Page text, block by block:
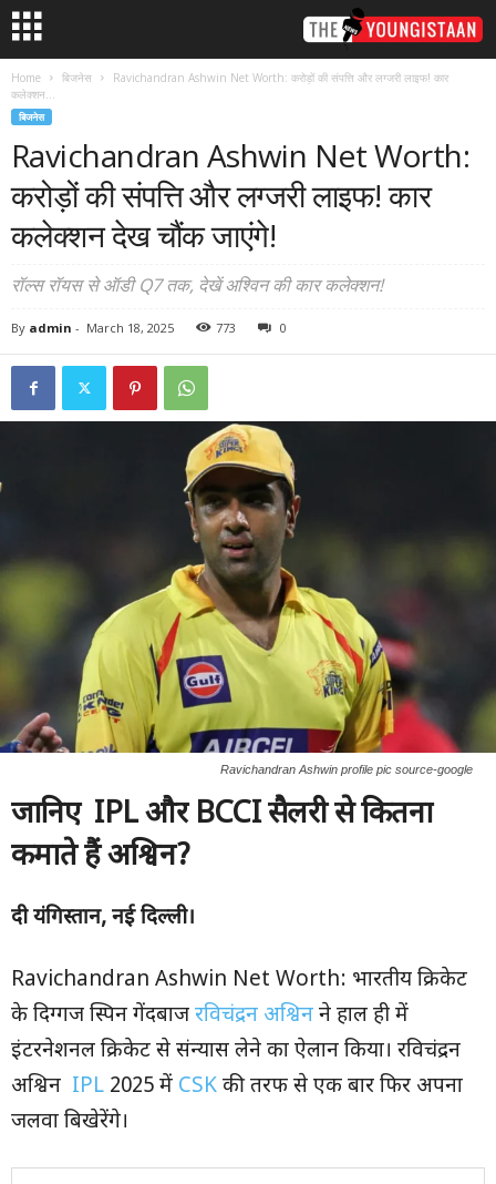
Home बिजनेस
Ravichandran Ashwin Net Worth: करोड़ों की संपत्ति और लग्जरी लाइफ! कार
कलेक्शन...
बिजनेस
Ravichandran Ashwin Net Worth:
करोड़ों की संपत्ति और लग्जरी लाइफ! कार
कलेक्शन देख चौंक जाएंगे!
रॉल्स रॉयस से ऑडी Q7 तक, देखें अश्विन की कार कलेक्शन!
By admin - March 18, 2025 773 0
Ravichandran Ashwin profile pic source-google
जानिएIPLऔर BCCIसैलरी से कितना
कमाते हैं अश्विन?
दी यंगिस्तान, नई दिल्ली।
Ravichandran Ashwin Net Worth: भारतीय क्रिकेट
के दिग्गज स्पिन गेंदबाज रविचंद्रन अश्विन ने हाल ही में
इंटरनेशनल क्रिकेट से संन्यास लेने का ऐलान किया। रविचंद्रन
अश्विन IPL 2025 में CSK की तरफ से एक बार फिर अपना
जलवा बिखेरेंगे।